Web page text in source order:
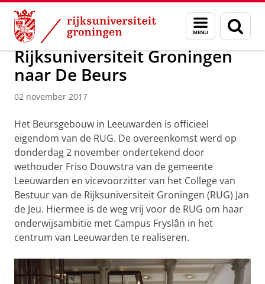
Skip
Content
Skip
Navigation
Menu
en
zoeken
Over ons Actueel Nieuws Nieuwsberichten
Rijksuniversiteit Groningen
naar De Beurs
02 november 2017
Het Beursgebouw in Leeuwarden is officieel
eigendom van de RUG. De overeenkomst werd op
donderdag 2 november ondertekend door
wethouder Friso Douwstra van de gemeente
Leeuwarden en vicevoorzitter van het College van
Bestuur van de Rijksuniversiteit Groningen (RUG) Jan
de Jeu. Hiermee is de weg vrij voor de RUG om haar
onderwijsambitie met Campus Fryslân in het
centrum van Leeuwarden te realiseren.